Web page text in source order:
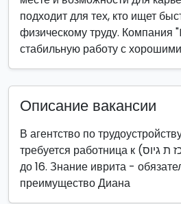
подходит для тех, кто ищет
физическому труду. Компания
стабильную работу с
Описание вакансии
В агентство по
требуется работница к (רכז ת גיוס ) С все по чтв с 8
до 16. Знание иврита -
преимущество Диана